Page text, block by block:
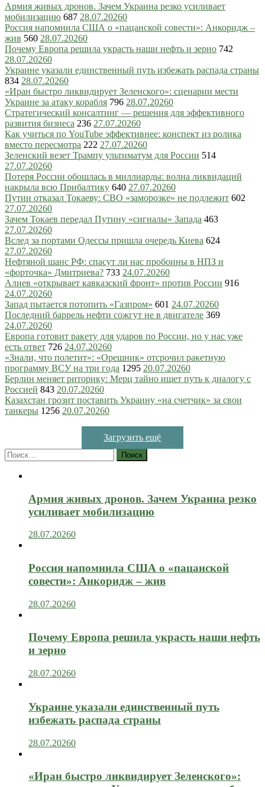
Армия живых дронов. Зачем Украина резко усиливает
мобилизацию 687 28.07.20260
Россия напомнила США о «пацанской совести»: Анкоридж –
жив 560 28.07.20260
Почему Европа решила украсть наши нефть и зерно 742
28.07.20260
Украине указали единственный путь избежать распада страны
834 28.07.20260
«Иран быстро ликвидирует Зеленского»: сценарии мести
Украине за атаку корабля 796 28.07.20260
Стратегический консалтинг — решения для эффективного
развития бизнеса 236 27.07.20260
Как учиться по YouTube эффективнее: конспект из ролика
вместо пересмотра 222 27.07.20260
Зеленский везет Трампу ультиматум для России 514
27.07.20260
Потеря России обошлась в миллиарды: волна ликвидаций
накрыла всю Прибалтику 640 27.07.20260
Путин отказал Токаеву: СВО «заморозке» не подлежит 602
27.07.20260
Зачем Токаев передал Путину «сигналы» Запада 463
27.07.20260
Вслед за портами Одессы пришла очередь Киева 624
27.07.20260
Нефтяной шанс РФ: спасут ли нас пробоины в НПЗ и
«форточка» Дмитриева? 733 24.07.20260
Алиев «открывает кавказский фронт» против России 916
24.07.20260
Запад пытается потопить «Газпром» 601 24.07.20260
Последний баррель нефти сожгут не в двигателе 369
24.07.20260
Европа готовит ракету для ударов по России, но у нас уже
есть ответ 726 24.07.20260
«Знали, что полетит»: «Орешник» отсрочил ракетную
программу ВСУ на три года 1295 20.07.20260
Берлин меняет риторику: Мерц тайно ищет путь к диалогу с
Россией 843 20.07.20260
Казахстан грозит поставить Украину «на счетчик» за свои
танкеры 1256 20.07.20260
Загрузить ещё
Найти:
Армия живых дронов. Зачем Украина резко
усиливает мобилизацию
28.07.20260
Россия напомнила США о «пацанской
совести»: Анкоридж – жив
28.07.20260
Почему Европа решила украсть наши нефть
и зерно
28.07.20260
Украине указали единственный путь
избежать распада страны
28.07.20260
«Иран быстро ликвидирует Зеленского»: